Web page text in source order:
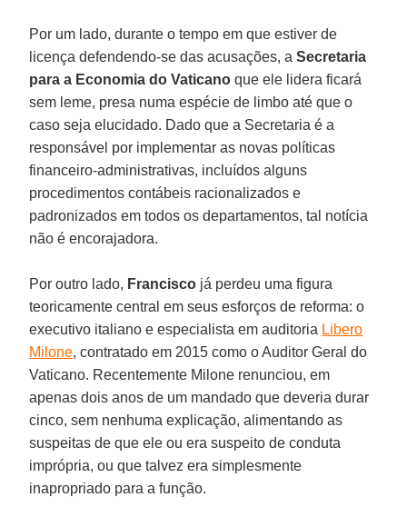
Por um lado, durante o tempo em que estiver de
licença defendendo-se das acusações, a Secretaria
para a Economia do Vaticano que ele lidera ficará
sem leme, presa numa espécie de limbo até que o
caso seja elucidado. Dado que a Secretaria é a
responsável por implementar as novas políticas
financeiro-administrativas, incluídos alguns
procedimentos contábeis racionalizados e
padronizados em todos os departamentos, tal notícia
não é encorajadora.
Por outro lado, Francisco já perdeu uma figura
teoricamente central em seus esforços de reforma: o
executivo italiano e especialista em auditoria Libero
Milone, contratado em 2015 como o Auditor Geral do
Vaticano. Recentemente Milone renunciou, em
apenas dois anos de um mandado que deveria durar
cinco, sem nenhuma explicação, alimentando as
suspeitas de que ele ou era suspeito de conduta
imprópria, ou que talvez era simplesmente
inapropriado para a função.